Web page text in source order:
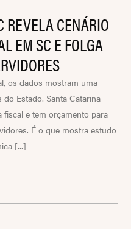
REVELA CENÁRIO
EM SC E FOLGA
os dados mostram uma
Estado. Santa Catarina
e tem orçamento para
É o que mostra estudo
[...]